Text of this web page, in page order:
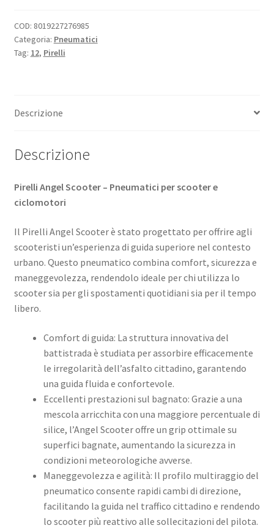
COD: 8019227276985
Categoria: Pneumatici
Tag: 12, Pirelli
Descrizione
Descrizione
Pirelli Angel Scooter – Pneumatici per scooter e
ciclomotori
Il Pirelli Angel Scooter è stato progettato per offrire agli
scooteristi un’esperienza di guida superiore nel contesto
urbano. Questo pneumatico combina comfort, sicurezza e
maneggevolezza, rendendolo ideale per chi utilizza lo
scooter sia per gli spostamenti quotidiani sia per il tempo
libero.
Comfort di guida: La struttura innovativa del
battistrada è studiata per assorbire efficacemente
le irregolarità dell’asfalto cittadino, garantendo
una guida fluida e confortevole.
Eccellenti prestazioni sul bagnato: Grazie a una
mescola arricchita con una maggiore percentuale di
silice, l’Angel Scooter offre un grip ottimale su
superfici bagnate, aumentando la sicurezza in
condizioni meteorologiche avverse.
Maneggevolezza e agilità: Il profilo multiraggio del
pneumatico consente rapidi cambi di direzione,
facilitando la guida nel traffico cittadino e rendendo
lo scooter più reattivo alle sollecitazioni del pilota.